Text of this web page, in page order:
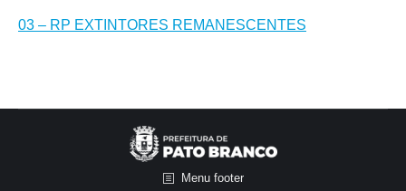
03 – RP EXTINTORES REMANESCENTES
Menu footer